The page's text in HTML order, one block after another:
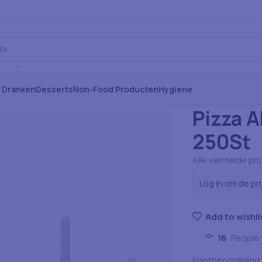
DessertsNon-Food ProductenHygiene
Pizza
250St
Alle vermelde
Log in om de
Add to
16